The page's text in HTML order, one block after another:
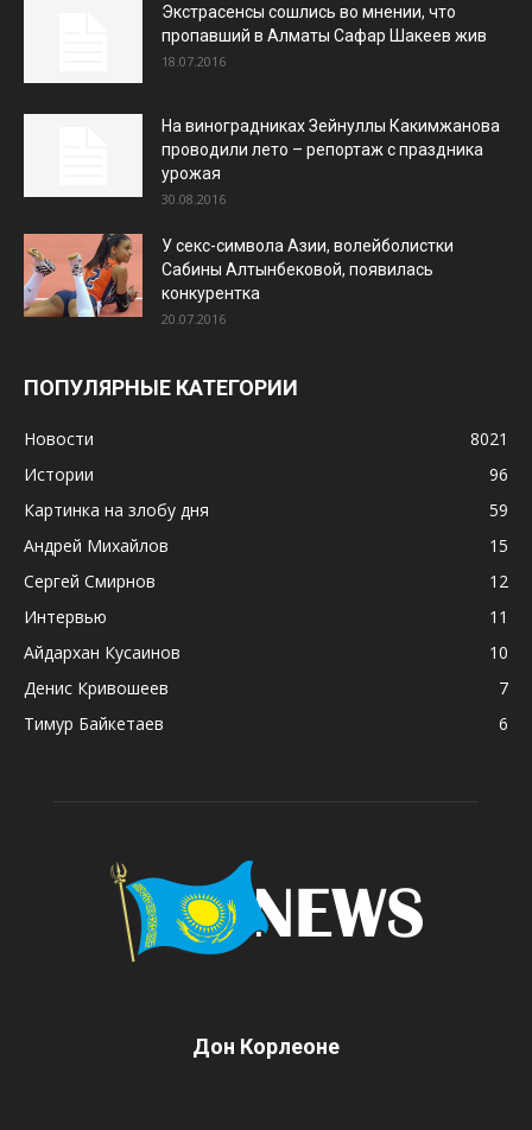
Экстрасенсы сошлись во мнении, что
пропавший в Алматы Сафар Шакеев жив
18.07.2016
На виноградниках Зейнуллы Какимжанова
проводили лето – репортаж с праздника
урожая
30.08.2016
У секс-символа Азии, волейболистки
Сабины Алтынбековой, появилась
конкурентка
20.07.2016
ПОПУЛЯРНЫЕ КАТЕГОРИИ
Новости
8021
Истории
96
Картинка на злобу дня
59
Андрей Михайлов
15
Сергей Смирнов
12
Интервью
11
Айдархан Кусаинов
10
Денис Кривошеев
7
Тимур Байкетаев
6
Дон Корлеоне